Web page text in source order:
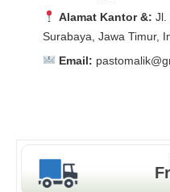
Alamat Kantor &: Jl.
Surabaya, Jawa Timur,
Email:
Balikpapan, Banda
Bandung Barat,
Alor, Ambon, Asahan,
Balikpapan, Banda